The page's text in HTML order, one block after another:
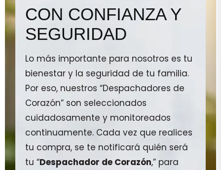
CON CONFIANZA Y
SEGURIDAD
Lo más importante para nosotros es tu
bienestar y la seguridad de tu familia.
Por eso, nuestros “Despachadores de
Corazón” son seleccionados
cuidadosamente y monitoreados
continuamente. Cada vez que realices
tu compra, se te notificará quién será
tu “Despachador de Corazón,” para